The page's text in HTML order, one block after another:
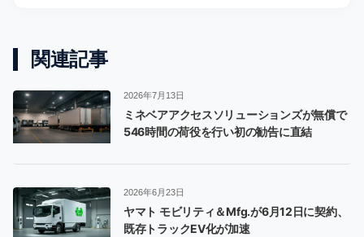
関連記事
2026年7月13日
ミネベアアクセスソリューションズが無償で
546時間の荷役を行い初の勧告に直結
2026年6月23日
ヤマト モビリティ＆Mfg.が6月12日に契約、
既存トラックEV化が加速